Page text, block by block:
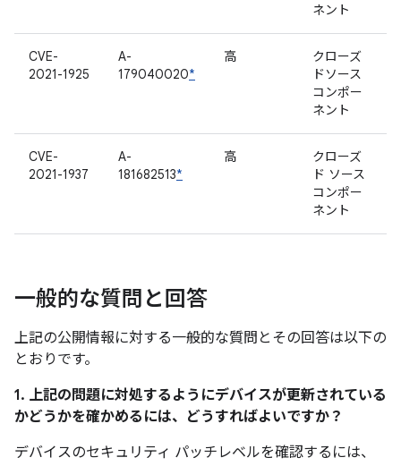
ネント
CVE-
2021-1925
A-
179040020*
高
クローズ
ドソース
コンポー
ネント
CVE-
2021-1937
A-
181682513*
高
クローズ
ド ソース
コンポー
ネント
一般的な質問と回答
上記の公開情報に対する一般的な質問とその回答は以下の
とおりです。
1. 上記の問題に対処するようにデバイスが更新されている
かどうかを確かめるには、どうすればよいですか？
デバイスのセキュリティ パッチレベルを確認するには、